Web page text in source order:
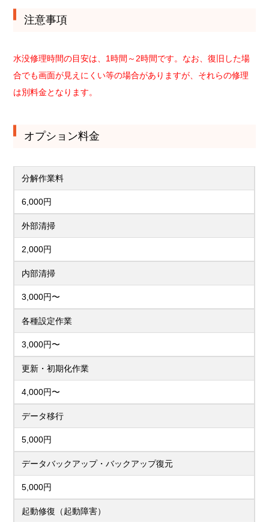
注意事項
水没修理時間の目安は、1時間～2時間です。なお、復旧した場
合でも画面が見えにくい等の場合がありますが、それらの修理
は別料金となります。
オプション料金
分解作業料
6,000円
外部清掃
2,000円
内部清掃
3,000円〜
各種設定作業
3,000円〜
更新・初期化作業
4,000円〜
データ移行
5,000円
データバックアップ・バックアップ復元
5,000円
起動修復（起動障害）